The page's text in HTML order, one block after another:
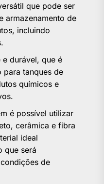
que pode ser
armazenamento de
incluindo
e durável, que é
para tanques de
químicos e
é possível utilizar
cerâmica e fibra
ideal
que será
de